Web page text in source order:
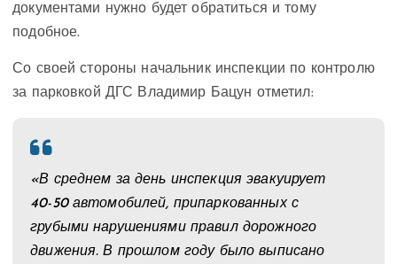
документами нужно будет обратиться и тому
подобное.
Со своей стороны начальник инспекции по контролю
за парковкой ДГС Владимир Бацун отметил:
«В среднем за день инспекция эвакуирует
40-50 автомобилей, припаркованных с
грубыми нарушениями правил дорожного
движения. В прошлом году было выписано